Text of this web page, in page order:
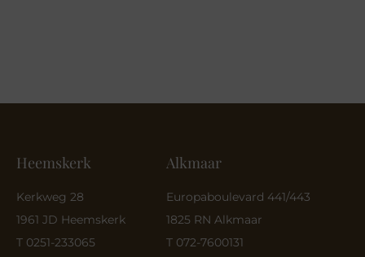
Heemskerk
Kerkweg 28
1961 JD Heemskerk
T 0251-233065
Alkmaar
Europaboulevard 441/443
1825 RN Alkmaar
T 072-7600131